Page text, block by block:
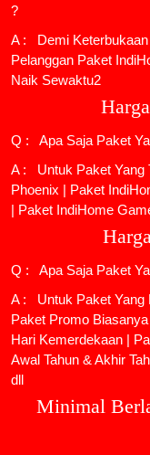
?
A : Demi Keterbukaan
Pelanggan Paket
Naik Sewaktu2
Q : Apa Saja Paket
A : Untuk Paket Yang
Phoenix | Paket
| Paket IndiHome
Q : Apa Saja Paket
A : Untuk Paket Yang
Paket Promo
Hari Kemerdekaan |
Awal Tahun & Akhir
dll
Minimal